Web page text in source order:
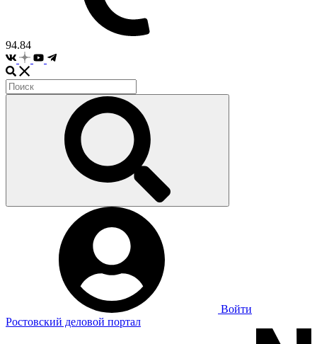
94.84
Войти
Ростовский деловой портал